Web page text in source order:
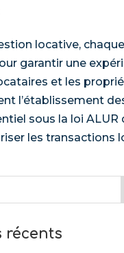
locative,
garantir une
et les
l’établissement
sous la loi ALUR
les transactions
récents